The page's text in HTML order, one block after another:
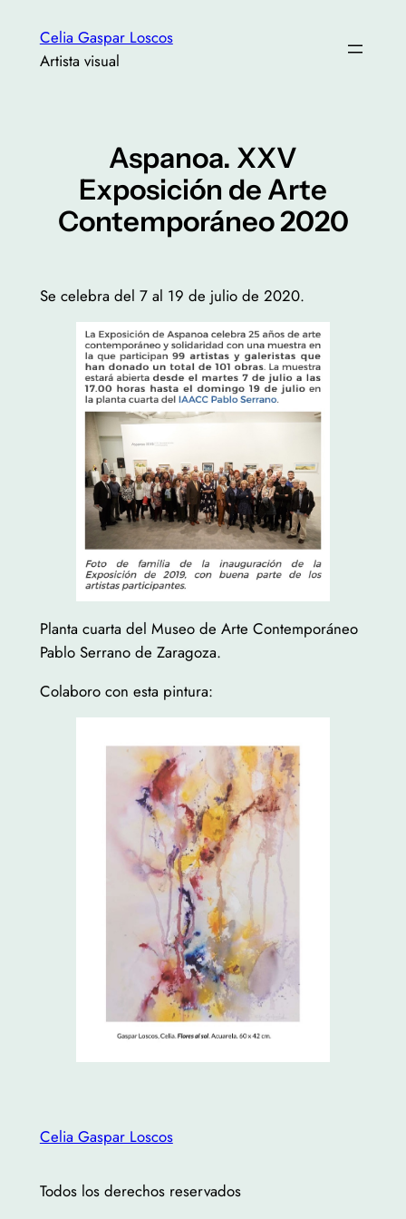
contenido
Celia Gaspar Loscos
Artista visual
Aspanoa. XXV
Exposición de Arte
Contemporáneo 2020
Se celebra del 7 al 19 de julio de 2020.
Planta cuarta del Museo de Arte Contemporáneo
Pablo Serrano de Zaragoza.
Colaboro con esta pintura:
Celia Gaspar Loscos
Todos los derechos reservados